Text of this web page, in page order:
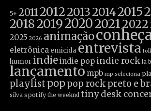
5+ 20112012201320142015
20182019202020212022
2025 2026 animação
eletrônica emicida entrevista
humor indieindie pop indie rock la
lançamento mpb mp seleciona
playlist poppop rock preto e
silva spotify the weeknd tiny desk